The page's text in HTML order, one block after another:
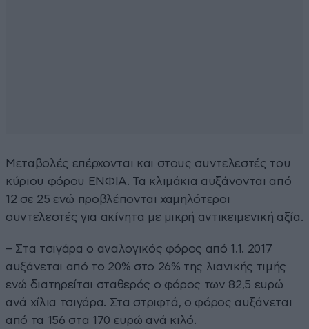
Μεταβολές επέρχονται και στους συντελεστές του
κύριου φόρου ΕΝΦΙΑ. Τα κλιμάκια αυξάνονται από
12 σε 25 ενώ προβλέπονται χαμηλότεροι
συντελεστές για ακίνητα με μικρή αντικειμενική αξία.
– Στα τσιγάρα ο αναλογικός φόρος από 1.1. 2017
αυξάνεται από το 20% στο 26% της λιανικής τιμής
ενώ διατηρείται σταθερός ο φόρος των 82,5 ευρώ
ανά χίλια τσιγάρα. Στα στριφτά, ο φόρος αυξάνεται
από τα 156 στα 170 ευρώ ανά κιλό.